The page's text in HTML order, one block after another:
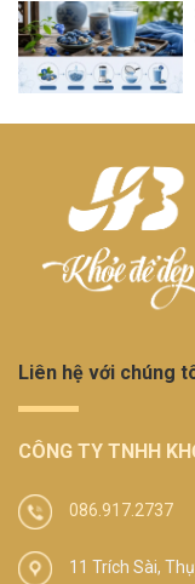
Liên hệ với chúng
CÔNG TY TNHH
086.917.2737
11 Trích Sài,